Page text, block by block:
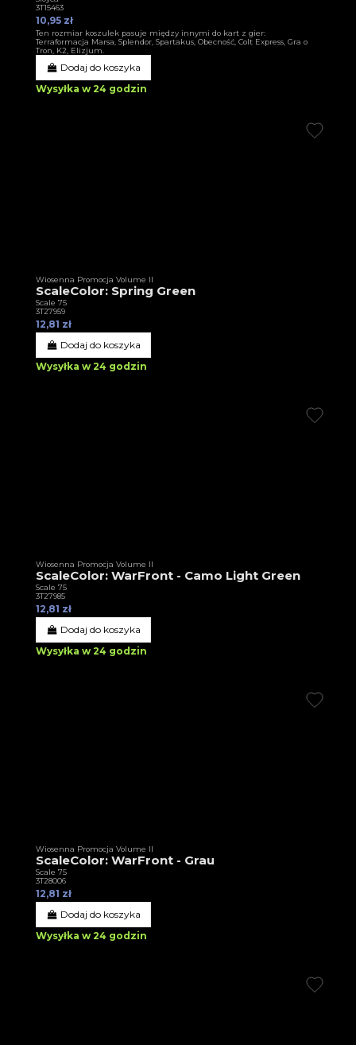
3T15463
10,95 zł
Ten rozmiar koszulek pasuje między innymi do kart z gier:
Terraformacja Marsa, Splendor, Spartakus, Obecność, Colt Express, Gra o
Tron, K2, Elizjum.
Dodaj do koszyka
Wysyłka w 24 godzin
Wiosenna Promocja Volume II
ScaleColor: Spring Green
Scale 75
3T27959
12,81 zł
Dodaj do koszyka
Wysyłka w 24 godzin
Wiosenna Promocja Volume II
ScaleColor: WarFront - Camo Light Green
Scale 75
3T27985
12,81 zł
Dodaj do koszyka
Wysyłka w 24 godzin
Wiosenna Promocja Volume II
ScaleColor: WarFront - Grau
Scale 75
3T28006
12,81 zł
Dodaj do koszyka
Wysyłka w 24 godzin